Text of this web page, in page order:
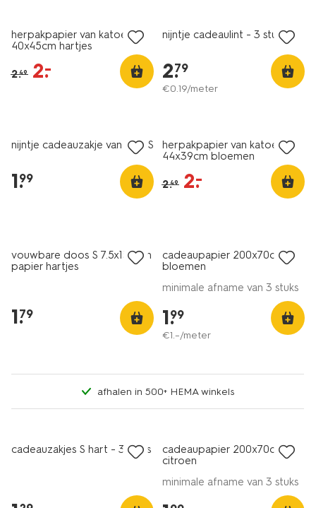
herpakpapier van katoen
40x45cm hartjes
2.49 2.
–
nijntje cadeaulint - 3 stuks
2.
79
€0.19/meter
nijntje cadeauzakje van stof S
1.
99
herpakpapier van katoen
44x39cm bloemen
2.49 2.
–
vouwbare doos S 7.5x15.5cm
papier hartjes
1.
79
cadeaupapier 200x70cm
bloemen
minimale afname van 3 stuks
1.
99
€1.–/meter
afhalen in 500+ HEMA winkels
cadeauzakjes S hart - 3 stuks
cadeaupapier 200x70cm
citroen
minimale afname van 3 stuks